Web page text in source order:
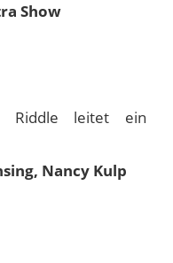
Show
Riddle leitet ein
Nancy Kulp